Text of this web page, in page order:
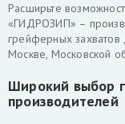
Расширьте
«ГИДРОЗИП» –
грейферных захватов
Москве, Московской
Широкий выбор
производителей